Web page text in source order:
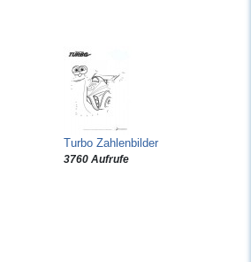
Turbo Zahlenbilder
3760 Aufrufe